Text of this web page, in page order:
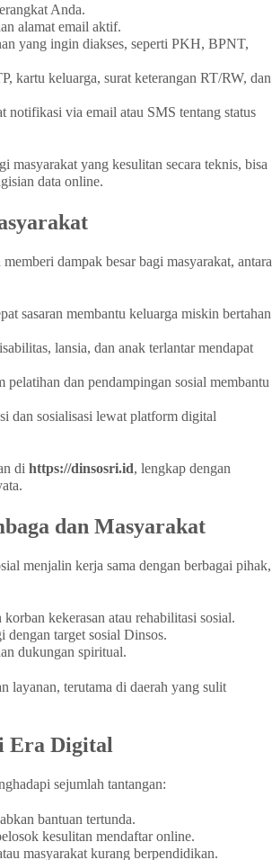
Anda.
alamat email aktif.
yang ingin diakses, seperti PKH, BPNT,
kartu keluarga, surat keterangan RT/RW, dan
notifikasi via email atau SMS tentang status
masyarakat yang kesulitan secara teknis, bisa
data online.
dampak besar bagi masyarakat, antara
sasaran membantu keluarga miskin bertahan
lansia, dan anak terlantar mendapat
pelatihan dan pendampingan sosial membantu
dan sosialisasi lewat platform digital
di https://dinsosri.id, lengkap dengan
dan Masyarakat
menjalin kerja sama dengan berbagai pihak,
kekerasan atau rehabilitasi sosial.
dengan target sosial Dinsos.
dukungan spiritual.
layanan, terutama di daerah yang sulit
Era Digital
sejumlah tantangan:
bantuan tertunda.
kesulitan mendaftar online.
masyarakat kurang berpendidikan.